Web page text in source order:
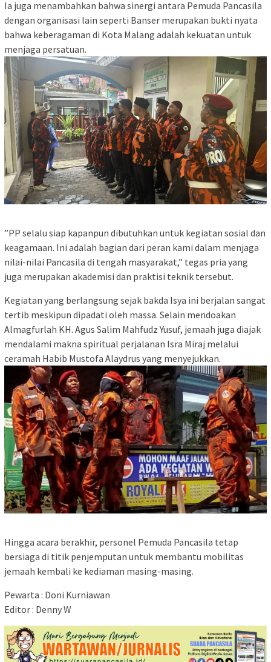
​Ia juga menambahkan bahwa sinergi antara Pemuda Pancasila
dengan organisasi lain seperti Banser merupakan bukti nyata
bahwa keberagaman di Kota Malang adalah kekuatan untuk
menjaga persatuan.
​”PP selalu siap kapanpun dibutuhkan untuk kegiatan sosial dan
keagamaan. Ini adalah bagian dari peran kami dalam menjaga
nilai-nilai Pancasila di tengah masyarakat,” tegas pria yang
juga merupakan akademisi dan praktisi teknik tersebut.
​Kegiatan yang berlangsung sejak bakda Isya ini berjalan sangat
tertib meskipun dipadati oleh massa. Selain mendoakan
Almagfurlah KH. Agus Salim Mahfudz Yusuf, jemaah juga diajak
mendalami makna spiritual perjalanan Isra Miraj melalui
ceramah Habib Mustofa Alaydrus yang menyejukkan.
​Hingga acara berakhir, personel Pemuda Pancasila tetap
bersiaga di titik penjemputan untuk membantu mobilitas
jemaah kembali ke kediaman masing-masing.
Pewarta : Doni Kurniawan
Editor : Denny W